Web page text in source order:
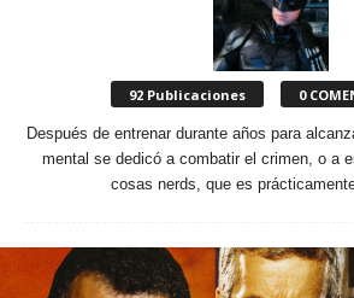
92 Publicaciones 0
Después de entrenar durante años para
mental se dedicó a combatir el crimen, o a
cosas nerds, que es